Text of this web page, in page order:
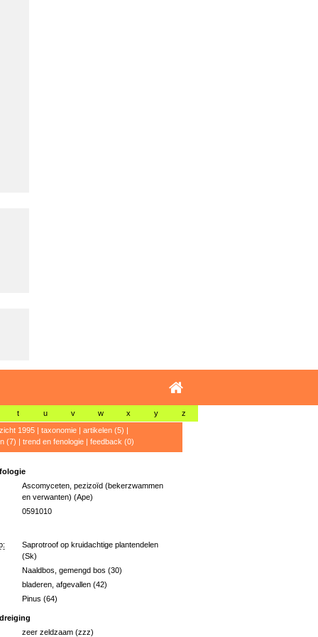
t u v w x y z
1995| taxonomie| artikelen (5) |
(7) | trend en fenologie| feedback (0)
Ascomyceten, pezizoïd (bekerzwammen
en verwanten) (Ape)
0591010
Saprotroof op kruidachtige plantendelen
(Sk)
Naaldbos, gemengd bos (30)
bladeren, afgevallen (42)
Pinus (64)
zeer zeldzaam (zzz)